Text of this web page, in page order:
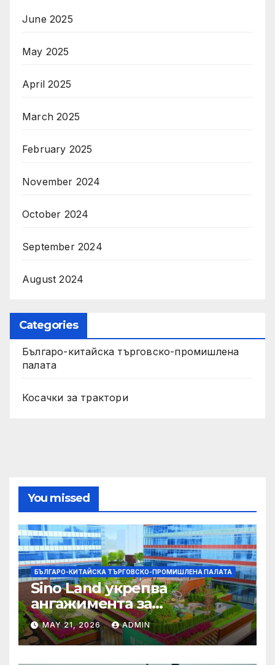
June 2025
May 2025
April 2025
March 2025
February 2025
November 2024
October 2024
September 2024
August 2024
Categories
Българо-китайска търговско-промишлена
палата
Косачки за трактори
You missed
БЪЛГАРО-КИТАЙСКА ТЪРГОВСКО-ПРОМИШЛЕНА ПАЛАТА
Sino Land укрепва
ангажимента за
устойчивост с глобално
признание
MAY 21, 2026 ADMIN